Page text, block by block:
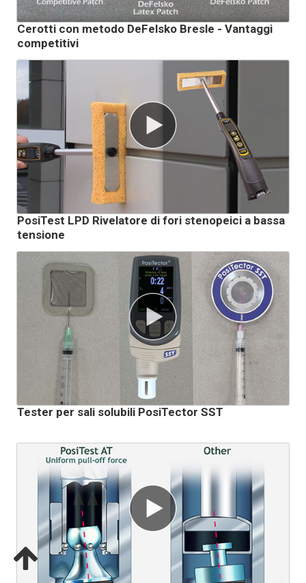
Cerotti con metodo DeFelsko Bresle - Vantaggi
competitivi
PosiTest LPD Rivelatore di fori stenopeici a bassa
tensione
Tester per sali solubili PosiTector SST